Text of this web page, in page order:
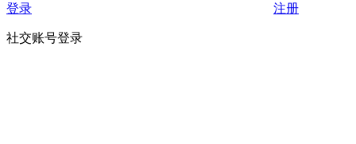
登录 注册
社交账号登录